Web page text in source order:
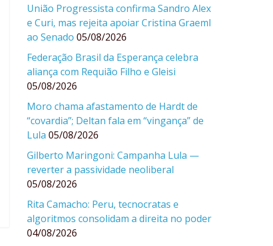
União Progressista confirma Sandro Alex
e Curi, mas rejeita apoiar Cristina Graeml
ao Senado 05/08/2026
Federação Brasil da Esperança celebra
aliança com Requião Filho e Gleisi
05/08/2026
Moro chama afastamento de Hardt de
“covardia”; Deltan fala em “vingança” de
Lula 05/08/2026
Gilberto Maringoni: Campanha Lula —
reverter a passividade neoliberal
05/08/2026
Rita Camacho: Peru, tecnocratas e
algoritmos consolidam a direita no poder
04/08/2026